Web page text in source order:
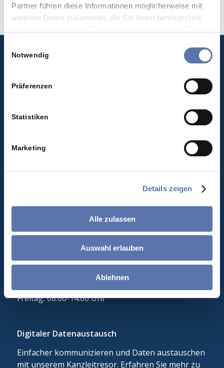
Partner führen diese Informationen möglicherweise mit
weiteren Daten zusammen, die Sie ihnen bereitgestellt
Notwendig
Präferenzen
Statistiken
Marketing
Details zeigen
Alle zulassen
Auswahl erlauben
Ablehnen
Rechts- und Steuerberatung Schmidt
Rechtsanwalt | Steuerberater
40212 Düsseldorf
info@rechts-und-steuerberatung-schmidt.de
**Bitte prüfen Sie Ihren Spam-Folder sollten Sie
innerhalb von 24h keine E-Mail von uns erhalten
Wir sind für Sie da
Montag: 08:00-17:00 Uhr
Dienstag: 08:00-17:00 Uhr
Mittwoch: 08:00-17:00 Uhr
Freitag: 08:00-14:00 Uhr
Digitaler Datenaustausch
Einfacher kommunizieren und Daten austauschen
mit unserem Kanzleitresor. Erfahren Sie mehr zu